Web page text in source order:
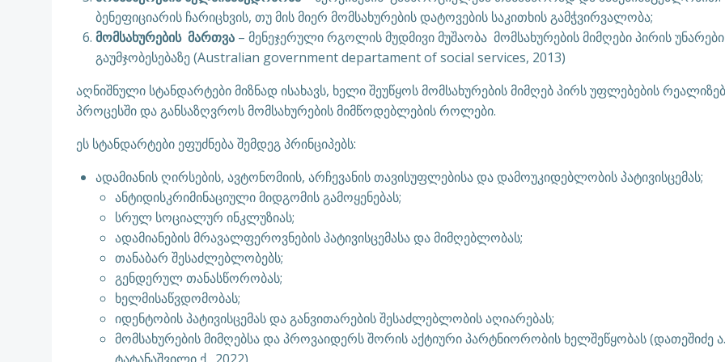
ბენეფიციარის ჩარიცხვის, თუ მის მიერ მომსახურების დატოვების საკითხის გამჭვირვალობა;
მომსახურების მართვა – მენეჯერული რგოლის მუდმივი მუშაობა მომსახურების მიმღები პირის
გაუმჯობესებაზე (Australian government departament of social services, 2013)
აღნიშნული სტანდარტები მიზნად ისახავს, ხელი შეუწყოს მომსახურების მიმღებ პირს უფლებების
პროცესში და განსაზღვროს მომსახურების მიმწოდებლების როლები.
ეს სტანდარტები ეფუძნება შემდეგ პრინციპებს:
ადამიანის ღირსების, ავტონომიის, არჩევანის თავისუფლებისა და დამოუკიდებლობის პატივისცემას;
ანტიდისკრიმინაციული მიდგომის გამოყენებას;
სრულ სოციალურ ინკლუზიას;
ადამიანების მრავალფეროვნების პატივისცემასა და მიმღებლობას;
თანაბარ შესაძლებლობებს;
გენდერულ თანასწორობას;
ხელმისაწვდომობას;
იდენტობის პატივისცემას და განვითარების შესაძლებლობის აღიარებას;
მომსახურების მიმღებსა და პროვაიდერს შორის აქტიური პარტნიორობის ხელშეწყობას (დათეშიძე ა.